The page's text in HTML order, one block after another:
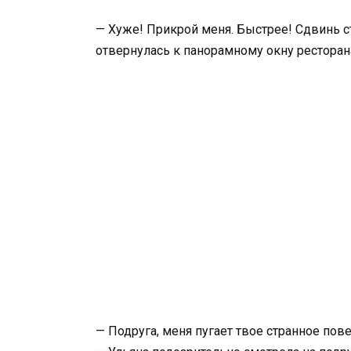
— Хуже! Прикрой меня. Быстрее! Сдвинь
отвернулась к панорамному окну
— Подруга, меня пугает твое странное